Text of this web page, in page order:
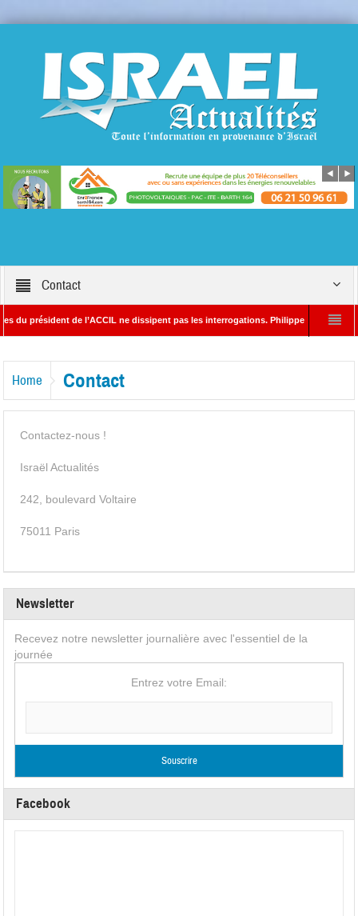
Contact
président de l’ACCIL ne dissipent pas les interrogations. Philippe Cohen
Home Contact
Contactez-nous !
Israël Actualités
242, boulevard Voltaire
75011 Paris
Newsletter
Recevez notre newsletter journalière avec l'essentiel de la
journée
Entrez votre Email:
Facebook